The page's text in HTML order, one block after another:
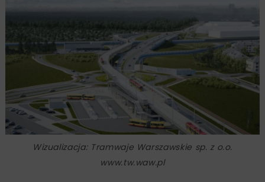
Wizualizacja: Tramwaje Warszawskie sp. z o.o.
www.tw.waw.pl